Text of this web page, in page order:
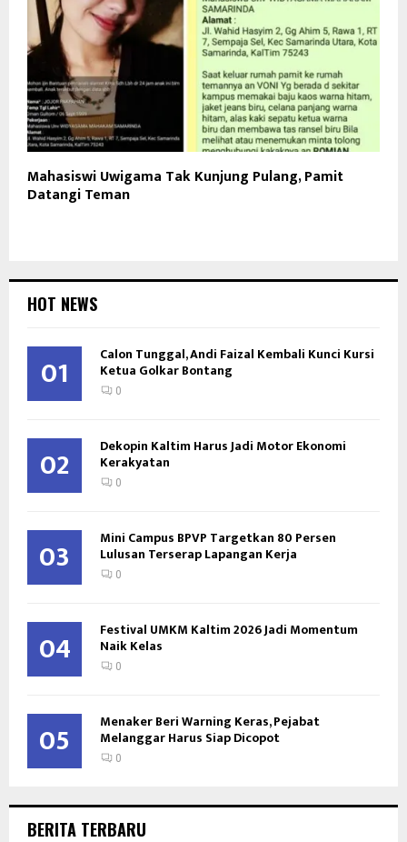
Mahasiswi Uwigama Tak Kunjung Pulang, Pamit
Datangi Teman
HOT NEWS
01 Calon Tunggal, Andi Faizal Kembali Kunci Kursi
Ketua Golkar Bontang
0
02 Dekopin Kaltim Harus Jadi Motor Ekonomi
Kerakyatan
0
03 Mini Campus BPVP Targetkan 80 Persen
Lulusan Terserap Lapangan Kerja
0
04 Festival UMKM Kaltim 2026 Jadi Momentum
Naik Kelas
0
05 Menaker Beri Warning Keras, Pejabat
Melanggar Harus Siap Dicopot
0
BERITA TERBARU